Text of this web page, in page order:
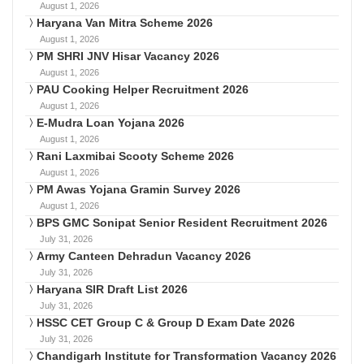
August 1, 2026
Haryana Van Mitra Scheme 2026
August 1, 2026
PM SHRI JNV Hisar Vacancy 2026
August 1, 2026
PAU Cooking Helper Recruitment 2026
August 1, 2026
E-Mudra Loan Yojana 2026
August 1, 2026
Rani Laxmibai Scooty Scheme 2026
August 1, 2026
PM Awas Yojana Gramin Survey 2026
August 1, 2026
BPS GMC Sonipat Senior Resident Recruitment 2026
July 31, 2026
Army Canteen Dehradun Vacancy 2026
July 31, 2026
Haryana SIR Draft List 2026
July 31, 2026
HSSC CET Group C & Group D Exam Date 2026
July 31, 2026
Chandigarh Institute for Transformation Vacancy 2026